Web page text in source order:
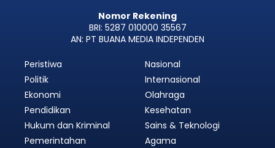
Nomor Rekening
BRI: 5287 010000 35567
AN: PT BUANA MEDIA INDEPENDEN
Peristiwa
Politik
Ekonomi
Pendidikan
Hukum dan Kriminal
Pemerintahan
Nasional
Internasional
Olahraga
Kesehatan
Sains & Teknologi
Agama